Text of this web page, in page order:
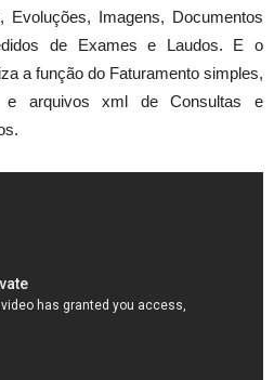
Evoluções, Imagens, Documentos
de Exames e Laudos. E o
a função do Faturamento simples,
e arquivos xml de Consultas e